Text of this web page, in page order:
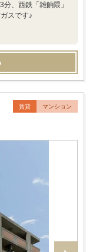
、西鉄「雑餉隈」
スです♪
賃貸 マンション